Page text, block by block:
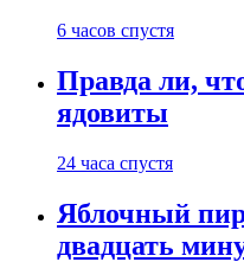
6 часов спустя
Правда ли,
ядовиты
24 часа спустя
Яблочный
двадцать